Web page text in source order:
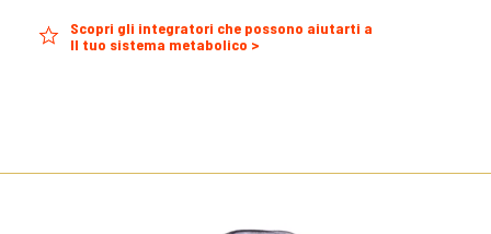
Scopri gli integratori che possono aiutarti a
Il tuo sistema metabolico >